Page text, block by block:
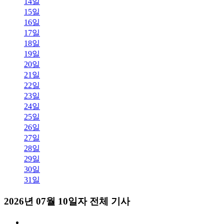
15일
16일
17일
18일
19일
20일
21일
22일
23일
24일
25일
26일
27일
28일
29일
30일
31일
2026년 07월 10일자 전체 기사